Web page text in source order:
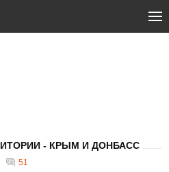
- КРЫМ И ДОНБАСС
51